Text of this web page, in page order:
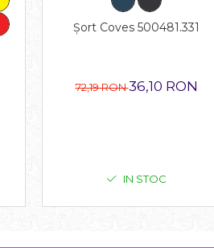
Șort Coves 500481.331
72,19 RON36,10 RON
IN STOC